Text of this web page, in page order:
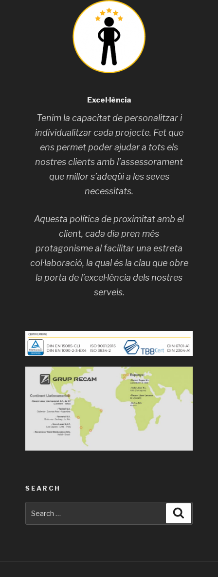
Excel·lència
Tenim la capacitat de personalitzar i
individualitzar cada projecte. Fet que
ens permet poder ajudar a tots els
nostres clients amb l’assessorament
que millor s’adeqüi a les seves
necessitats.
Aquesta política de proximitat amb el
client, cada dia pren més
protagonisme al facilitar una estreta
col·laboració, la qual és la clau que obre
la porta de l’excel·lència dels nostres
serveis.
SEARCH